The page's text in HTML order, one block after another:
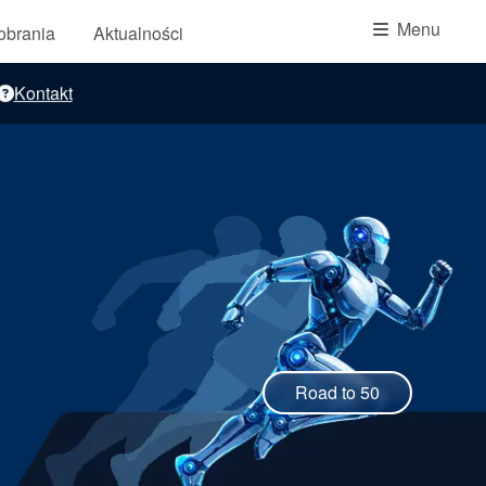
Aktualności Menu
Kontakt
Road to 50